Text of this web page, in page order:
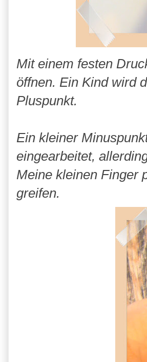
Mit einem festen
öffnen. Ein Kind wird
Pluspunkt.
Ein kleiner
eingearbeitet,
Meine kleinen Finger
greifen.